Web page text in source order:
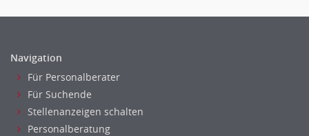
Navigation
Für Personalberater
Für Suchende
Stellenanzeigen schalten
Personalberatung